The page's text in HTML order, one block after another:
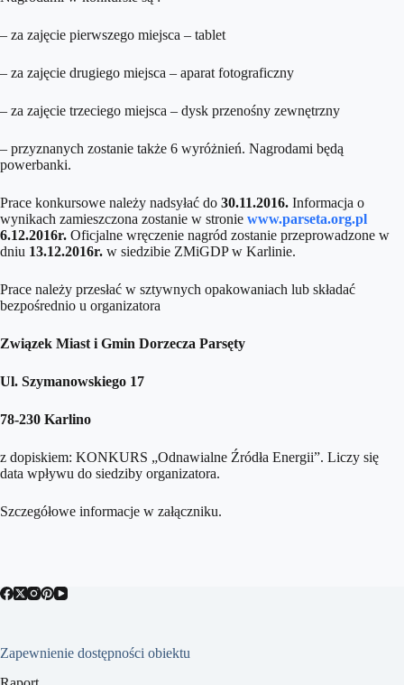
– za zajęcie pierwszego miejsca – tablet
– za zajęcie drugiego miejsca – aparat fotograficzny
– za zajęcie trzeciego miejsca – dysk przenośny zewnętrzny
– przyznanych zostanie także 6 wyróżnień. Nagrodami będą
powerbanki.
Prace konkursowe należy nadsyłać do 30.11.2016. Informacja o
wynikach zamieszczona zostanie w stronie www.parseta.org.pl
6.12.2016r. Oficjalne wręczenie nagród zostanie przeprowadzone w
dniu 13.12.2016r. w siedzibie ZMiGDP w Karlinie.
Prace należy przesłać w sztywnych opakowaniach lub składać
bezpośrednio u organizatora
Związek Miast i Gmin Dorzecza Parsęty
Ul. Szymanowskiego 17
78-230 Karlino
z dopiskiem: KONKURS „Odnawialne Źródła Energii”. Liczy się
data wpływu do siedziby organizatora.
Szczegółowe informacje w załączniku.
Zapewnienie dostępności obiektu